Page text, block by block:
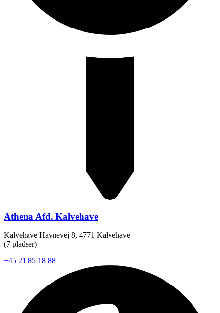
Athena Afd. Kalvehave
Kalvehave Havnevej 8, 4771 Kalvehave
(7 pladser)
+45 21 85 18 88